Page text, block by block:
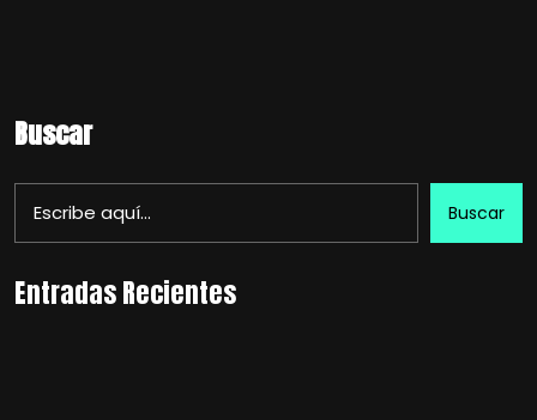
Buscar
Buscar
Entradas Recientes